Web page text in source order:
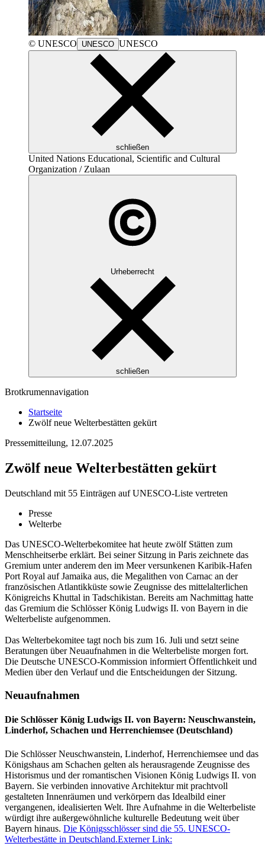
© UNESCO UNESCO UNESCO
schließen
United Nations Educational, Scientific and Cultural
Organization / Zulaan
Urheberrecht
schließen
Brotkrumennavigation
Startseite
Zwölf neue Welterbestätten gekürt
Pressemitteilung, 12.07.2025
Zwölf neue Welterbestätten gekürt
Deutschland mit 55 Einträgen auf UNESCO-Liste vertreten
Presse
Welterbe
Das UNESCO-Welterbekomitee hat heute zwölf Stätten zum
Menschheitserbe erklärt. Bei seiner Sitzung in Paris zeichnete das
Gremium unter anderem den im Meer versunkenen Karibik-Hafen
Port Royal auf Jamaika aus, die Megalithen von Carnac an der
französischen Atlantikküste sowie Zeugnisse des mittelalterlichen
Königreichs Khuttal in Tadschikistan. Bereits am Nachmittag hatte
das Gremium die Schlösser König Ludwigs II. von Bayern in die
Welterbeliste aufgenommen.
Das Welterbekomitee tagt noch bis zum 16. Juli und setzt seine
Beratungen über Neuaufnahmen in die Welterbeliste morgen fort.
Die Deutsche UNESCO-Kommission informiert Öffentlichkeit und
Medien über den Verlauf und die Entscheidungen der Sitzung.
Neuaufnahmen
Die Schlösser König Ludwigs II. von Bayern: Neuschwanstein,
Linderhof, Schachen und Herrenchiemsee (Deutschland)
Die Schlösser Neuschwanstein, Linderhof, Herrenchiemsee und das
Königshaus am Schachen gelten als herausragende Zeugnisse des
Historismus und der romantischen Visionen König Ludwigs II. von
Bayern. Sie verbinden innovative Architektur mit prachtvoll
gestalteten Innenräumen und verkörpern das Idealbild einer
vergangenen, idealisierten Welt. Ihre Aufnahme in die Welterbeliste
würdigt ihre außergewöhnliche kulturelle Bedeutung weit über
Bayern hinaus. Die Königsschlösser sind die 55. UNESCO-
Welterbestätte in Deutschland.Externer Link: